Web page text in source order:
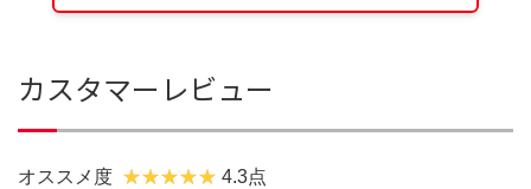
カスタマーレビュー
オススメ度 4.3点